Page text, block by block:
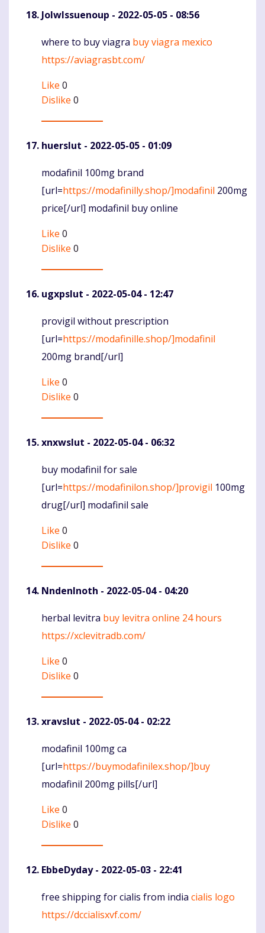
JolwIssuenoup - 2022-05-05 - 08:56
Komentaras
where to buy viagra buy viagra mexico
https://aviagrasbt.com/
Like 0
Dislike 0
huerslut - 2022-05-05 - 01:09
Komentaras
modafinil 100mg brand
[url=https://modafinilly.shop/]modafinil 200mg
price[/url] modafinil buy online
Like 0
Dislike 0
ugxpslut - 2022-05-04 - 12:47
Komentaras
provigil without prescription
[url=https://modafinille.shop/]modafinil
200mg brand[/url]
Like 0
Dislike 0
xnxwslut - 2022-05-04 - 06:32
Komentaras
buy modafinil for sale
[url=https://modafinilon.shop/]provigil 100mg
drug[/url] modafinil sale
Like 0
Dislike 0
NndenInoth - 2022-05-04 - 04:20
Komentaras
herbal levitra buy levitra online 24 hours
https://xclevitradb.com/
Like 0
Dislike 0
xravslut - 2022-05-04 - 02:22
Komentaras
modafinil 100mg ca
[url=https://buymodafinilex.shop/]buy
modafinil 200mg pills[/url]
Like 0
Dislike 0
EbbeDyday- 2022-05-03 - 22:41
Komentaras
free shipping for cialis from india cialis logo
https://dccialisxvf.com/